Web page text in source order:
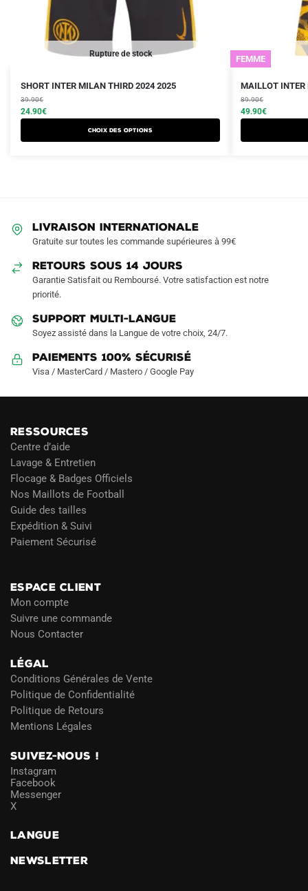
Rupture de stock
SHORT INTER MILAN THIRD 2024 2025
39.90€
Le
prix
initial
était :
24.90€
Le
prix
actuel
est :
Choix des options
Ce
produit
a
choisies
la
page
produit
FEMME
MAILLOT INTER
89.90€
Le
prix
initial
était :
49.90€
Le
prix
actuel
est :
Ce
produit
a
page
LIVRAISON INTERNATIONALE
Gratuite sur toutes les commande supérieures à 99€
RETOURS SOUS 14 JOURS
Garantie Satisfait ou Remboursé. Votre satisfaction est notre
priorité.
SUPPORT MULTI-LANGUE
Soyez assisté dans la Langue de votre choix, 24/7.
Paiements 100% Sécurisé
Visa / MasterCard / Mastero / Google Pay
RESSOURCES
Centre d’aide
Lavage & Entretien
Flocage & Badges Officiels
Nos Maillots de Football
Guide des tailles
Expédition & Suivi
Paiement Sécurisé
ESPACE CLIENT
Mon compte
Suivre une commande
Nous Contacter
LÉGAL
Conditions Générales de Vente
Politique de Confidentialité
Politique de Retours
Mentions Légales
SUIVEZ-NOUS !
Instagram
Facebook
Messenger
X
LANGUE
NEWSLETTER